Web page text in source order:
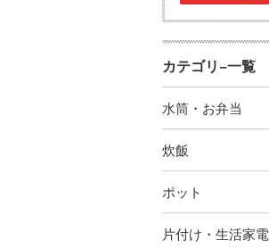
カテゴリ−一覧
水筒・お弁当
炊飯
ポット
片付け・生活家電